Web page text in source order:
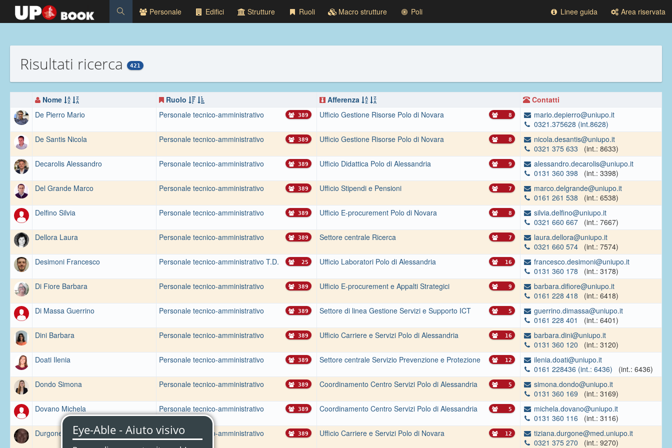
Personale Edifici Strutture Ruoli Macro strutture Poli Linee guida Area riservata
Risultati ricerca 421
Nome Ruolo Afferenza
Contatti
De Pierro Mario
Personale tecnico-amministrativo 389 Ufficio Gestione Risorse Polo di Novara 8
mario.depierro@uniupo.it
0321.375628 (int.8628)
De Santis Nicola
Personale tecnico-amministrativo 389 Ufficio Gestione Risorse Polo di Novara 8
nicola.desantis@uniupo.it
0321 375 633
(int.: 8633)
Decarolis Alessandro
Personale tecnico-amministrativo 389 Ufficio Didattica Polo di Alessandria 9
alessandro.decarolis@uniupo.it
0131 360 398
(int.: 3398)
Del Grande Marco
Personale tecnico-amministrativo 389 Ufficio Stipendi e Pensioni 7
marco.delgrande@uniupo.it
0161 261 538
(int.: 6538)
Delfino Silvia
Personale tecnico-amministrativo 389 Ufficio E-procurement Polo di Novara 8
silvia.delfino@uniupo.it
0321 660 667
(int.: 7667)
Dellora Laura
Personale tecnico-amministrativo 389 Settore centrale Ricerca 7
laura.dellora@uniupo.it
0321 660 574
(int.: 7574)
Desimoni Francesco
Personale tecnico-amministrativo T.D. 25 Ufficio Laboratori Polo di Alessandria 16
francesco.desimoni@uniupo.it
0131 360 178
(int.: 3178)
Di Fiore Barbara
Personale tecnico-amministrativo 389 Ufficio E-procurement e Appalti Strategici 9
barbara.difiore@uniupo.it
0161 228 418
(int.: 6418)
Di Massa Guerrino
Personale tecnico-amministrativo 389 Settore di linea Gestione Servizi e Supporto ICT 5
guerrino.dimassa@uniupo.it
0161 228 401
(int.: 6401)
Dini Barbara
Personale tecnico-amministrativo 389 Ufficio Carriere e Servizi Polo di Alessandria 16
barbara.dini@uniupo.it
0131 360 120
(int.: 3120)
Doati Ilenia
Personale tecnico-amministrativo 389 Settore centrale Servizio Prevenzione e Protezione 12
ilenia.doati@uniupo.it
0161 228436 (int.: 6436)
(int.: 6436)
Dondo Simona
Personale tecnico-amministrativo 389 Coordinamento Centro Servizi Polo di Alessandria 5
simona.dondo@uniupo.it
0131 360 169
(int.: 3169)
Dovano Michela
Personale tecnico-amministrativo 389 Coordinamento Centro Servizi Polo di Alessandria 5
michela.dovano@uniupo.it
0131 360 116
(int.: 3116)
Durgone Tiziana
Personale tecnico-amministrativo 389 Ufficio Carriere e Servizi Polo di Novara 12
tiziana.durgone@med.uniupo.it
0321 375 270
(int.: 9270)